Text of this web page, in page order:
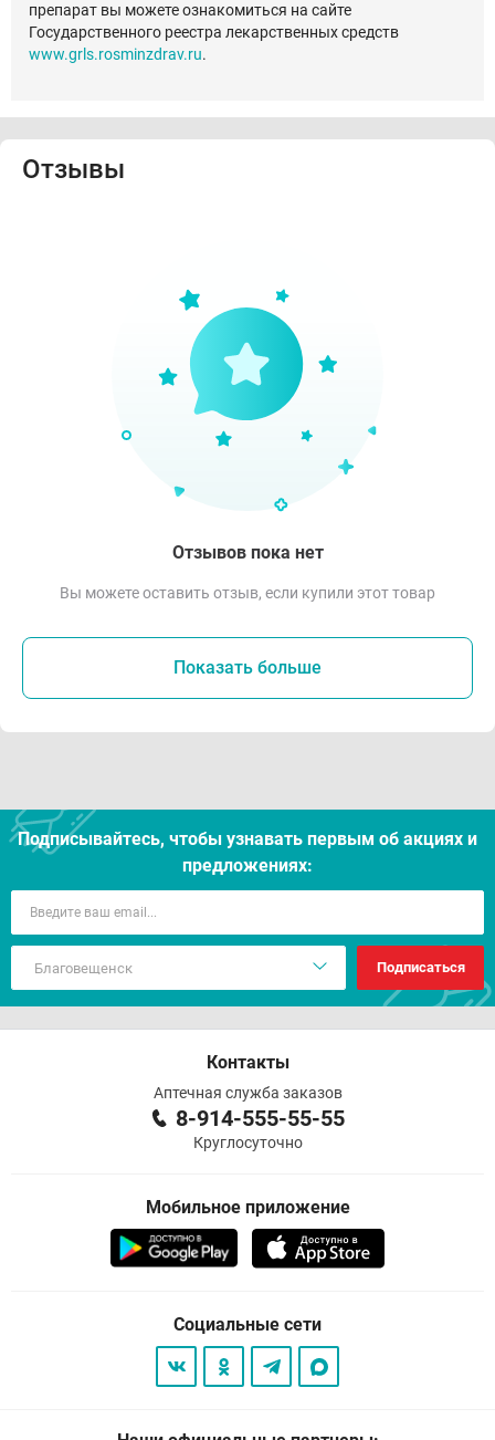
препарат вы можете ознакомиться на сайте
Государственного реестра лекарственных средств
www.grls.rosminzdrav.ru.
Отзывы
Отзывов пока нет
Вы можете оставить отзыв, если купили этот товар
Показать больше
Подписывайтесь, чтобы узнавать первым об акцияx и
предложениях:
Подписаться
Контакты
Аптечная служба заказов
8-914-555-55-55
Круглосуточно
Мобильное приложение
Социальные сети